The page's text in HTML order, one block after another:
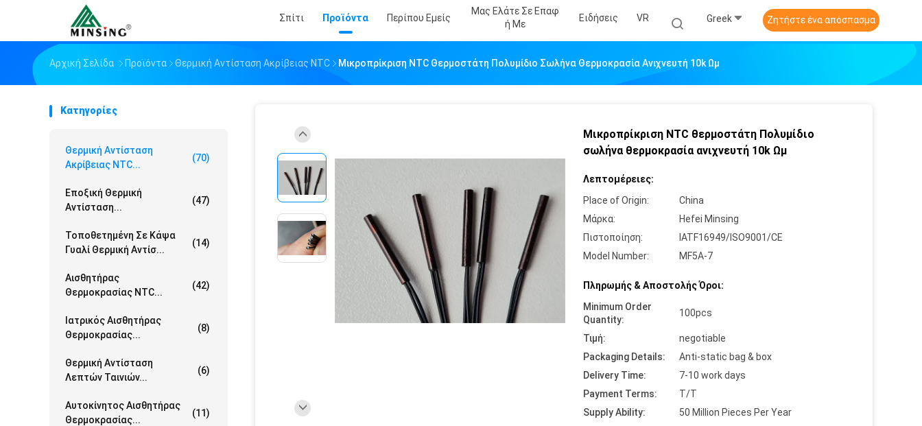
Σπίτι Προϊόντα Περίπου Εμείς
Μας Ελάτε Σε Επαφ
Ή Με
Ειδήσεις VR Greek Ζητήστε ένα απόσπασμα
Αρχική Σελίδα Προϊόντα Θερμική Αντίσταση Ακρίβειας NTC Μικροπρίκριση NTC Θερμοστάτη Πολυμίδιο Σωλήνα Θερμοκρασία Ανιχνευτή 10k Ωμ
Κατηγορίες
Θερμική Αντίσταση
Ακρίβειας NTC...
(70)
Εποξική Θερμική
Αντίσταση...
(47)
Τοποθετημένη Σε Κάψα
Γυαλί Θερμική Αντίσ...
(14)
Αισθητήρας
Θερμοκρασίας NTC...
(42)
Ιατρικός Αισθητήρας
Θερμοκρασίας...
(8)
Θερμική Αντίσταση
Λεπτών Ταινιών...
(6)
Αυτοκίνητος Αισθητήρας
Θερμοκρασίας...
(11)
Μικροπρίκριση NTC θερμοστάτη Πολυμίδιο
σωλήνα θερμοκρασία ανιχνευτή 10k Ωμ
Λεπτομέρειες:
Place of Origin:
China
Μάρκα:
Hefei Minsing
Πιστοποίηση:
IATF16949/ISO9001/CE
Model Number:
MF5A-7
Πληρωμής & Αποστολής Όροι:
Minimum Order
Quantity:
100pcs
Τιμή:
negotiable
Packaging Details:
Anti-static bag & box
Delivery Time:
7-10 work days
Payment Terms:
T/T
Supply Ability:
50 Million Pieces Per Year